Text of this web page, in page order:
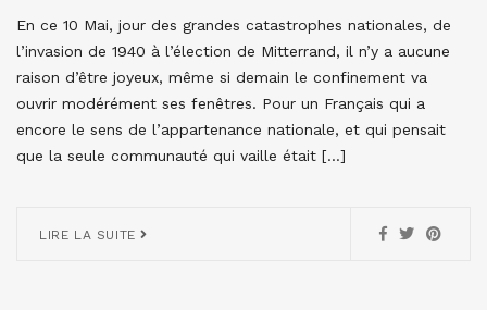
En ce 10 Mai, jour des grandes catastrophes nationales, de
l’invasion de 1940 à l’élection de Mitterrand, il n’y a aucune
raison d’être joyeux, même si demain le confinement va
ouvrir modérément ses fenêtres. Pour un Français qui a
encore le sens de l’appartenance nationale, et qui pensait
que la seule communauté qui vaille était […]
LIRE LA SUITE